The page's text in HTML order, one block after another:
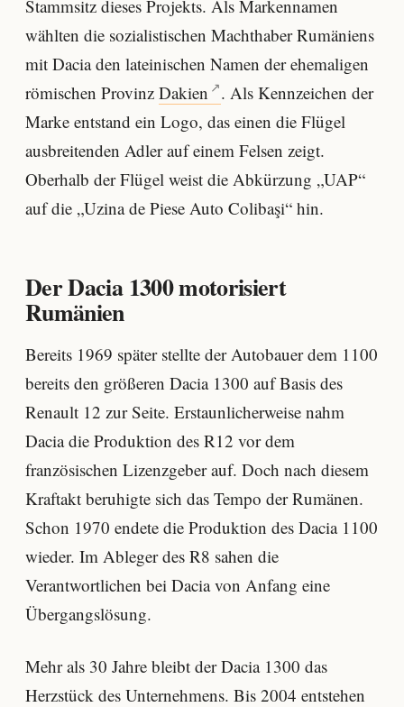
Stammsitz dieses Projekts. Als Markennamen
wählten die sozialistischen Machthaber Rumäniens
mit Dacia den lateinischen Namen der ehemaligen
römischen Provinz Dakien
. Als Kennzeichen der
Marke entstand ein Logo, das einen die Flügel
ausbreitenden Adler auf einem Felsen zeigt.
Oberhalb der Flügel weist die Abkürzung „UAP“
auf die „Uzina de Piese Auto Colibaşi“ hin.
Der Dacia 1300 motorisiert
Rumänien
Bereits 1969 später stellte der Autobauer dem 1100
bereits den größeren Dacia 1300 auf Basis des
Renault 12 zur Seite. Erstaunlicherweise nahm
Dacia die Produktion des R12 vor dem
französischen Lizenzgeber auf. Doch nach diesem
Kraftakt beruhigte sich das Tempo der Rumänen.
Schon 1970 endete die Produktion des Dacia 1100
wieder. Im Ableger des R8 sahen die
Verantwortlichen bei Dacia von Anfang eine
Übergangslösung.
Mehr als 30 Jahre bleibt der Dacia 1300 das
Herzstück des Unternehmens. Bis 2004 entstehen